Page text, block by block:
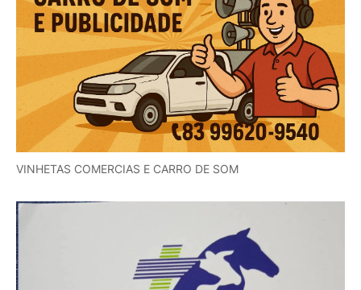
VINHETAS COMERCIAS E CARRO DE SOM